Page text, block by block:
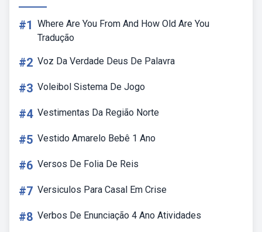
#1 Where Are You From And How Old Are You
Tradução
#2 Voz Da Verdade Deus De Palavra
#3 Voleibol Sistema De Jogo
#4 Vestimentas Da Região Norte
#5 Vestido Amarelo Bebê 1 Ano
#6 Versos De Folia De Reis
#7 Versiculos Para Casal Em Crise
#8 Verbos De Enunciação 4 Ano Atividades